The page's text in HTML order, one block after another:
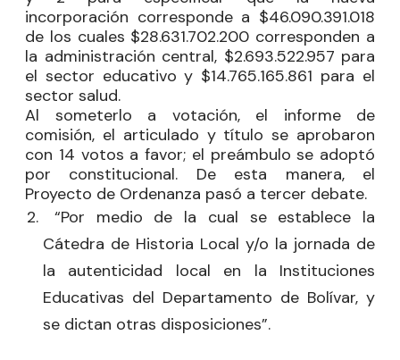
incorporación corresponde a $46.090.391.018
de los cuales $28.631.702.200 corresponden a
la administración central, $2.693.522.957 para
el sector educativo y $14.765.165.861 para el
sector salud.
Al someterlo a votación, el informe de
comisión, el articulado y título se aprobaron
con 14 votos a favor; el preámbulo se adoptó
por constitucional. De esta manera, el
Proyecto de Ordenanza pasó a tercer debate.
“Por medio de la cual se establece la
Cátedra de Historia Local y/o la jornada de
la autenticidad local en la Instituciones
Educativas del Departamento de Bolívar, y
se dictan otras disposiciones”.